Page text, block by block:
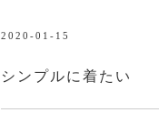
2020-01-15
シンプルに着たい